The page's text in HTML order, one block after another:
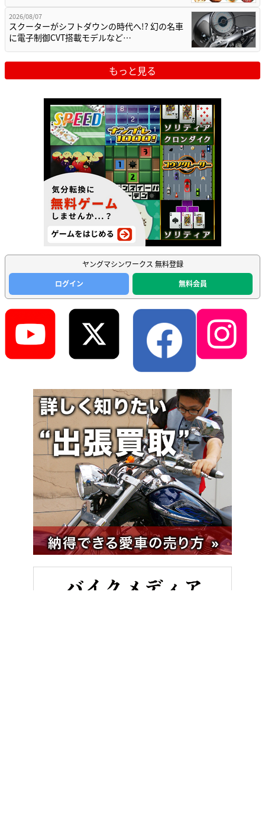
2026/08/07
スクーターがシフトダウンの時代へ!? 幻の名車
に電子制御CVT搭載モデルなど…
もっと見る
ヤングマシンワークス 無料登録
ログイン
無料会員